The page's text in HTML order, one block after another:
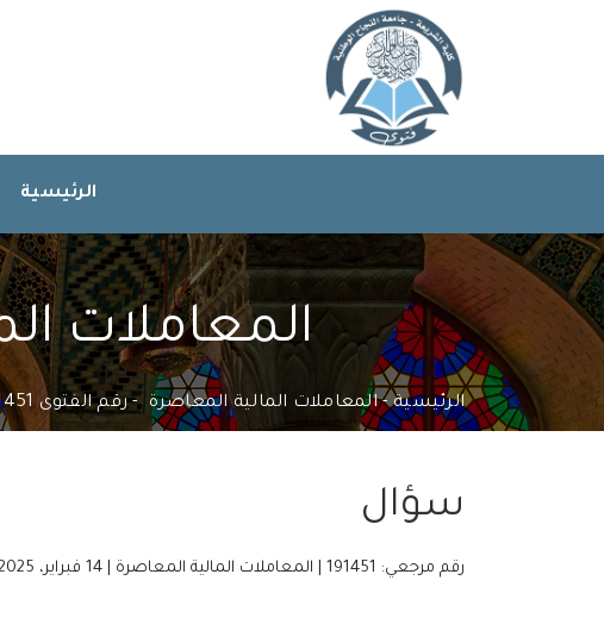
الرئيسية
المعاملات
الرئيسية المعاملات المالية المعاصرة رقم الفتوى 191451
سؤال
رقم مرجعي: 191451 | المعاملات المالية المعاصرة | 14 فبراير، 2025